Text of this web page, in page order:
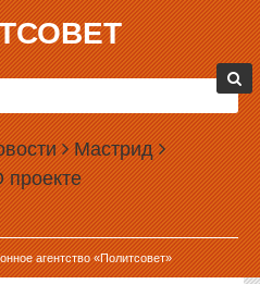
Мастрид
агентство «Политсовет»
ИЗГОТОВИТЕЛЯ КРУЖЕК
ЖУЛИКОВ И ВОРОВ» НА 1
Листраткина, директора
«Интерра-FM», виновным в
еще не начавшейся предвыборной